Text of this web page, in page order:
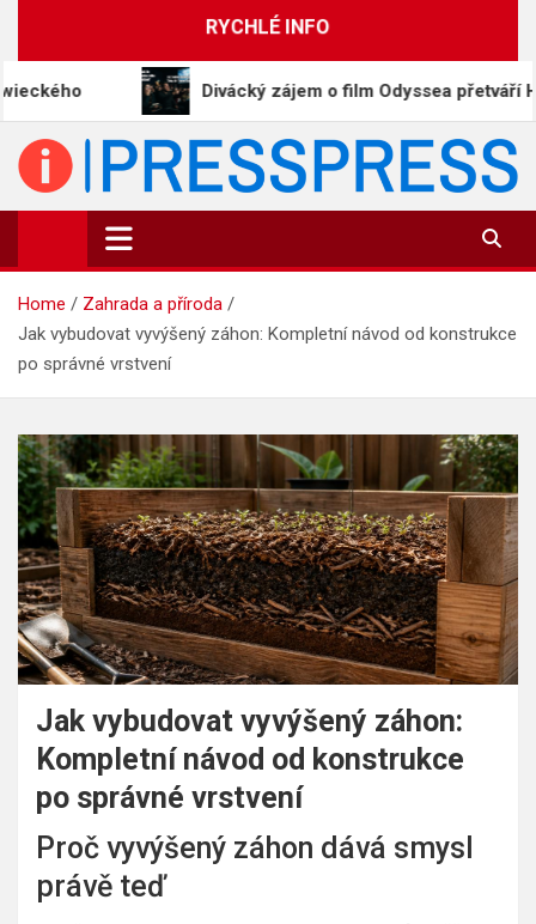
RYCHLÉ INFO
Divácký zájem o film Odyssea přetváří Homéra na
PressPress.cz
Vaše zprávy v souvislostech
Home
Zahrada a příroda
Jak vybudovat vyvýšený záhon: Kompletní návod od konstrukce
po správné vrstvení
Jak vybudovat vyvýšený záhon:
Kompletní návod od konstrukce
po správné vrstvení
Proč vyvýšený záhon dává smysl
právě teď